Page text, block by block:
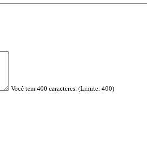
Você tem 400 caracteres. (Limite: 400)